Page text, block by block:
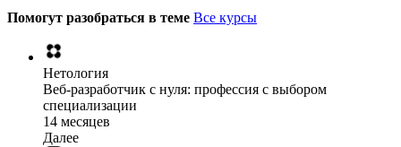
Помогут разобраться в теме Все курсы
Нетология
Веб-разработчик с нуля: профессия с выбором
специализации
14 месяцев
Далее